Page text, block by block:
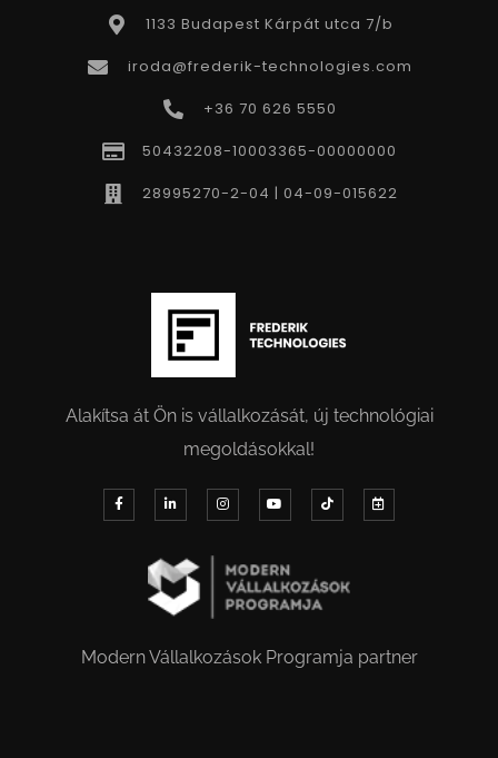
1133 Budapest Kárpát utca 7/b
iroda@frederik-technologies.com
+36 70 626 5550
50432208-10003365-00000000
28995270-2-04 | 04-09-015622
Alakítsa át Ön is vállalkozását, új technológiai
megoldásokkal!
Modern Vállalkozások Programja partner